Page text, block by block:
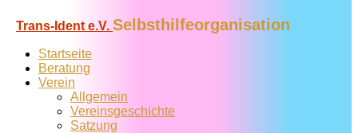
Trans-Ident e.V. Selbsthilfeorganisation
Startseite
Beratung
Verein
Allgemein
Vereins­geschichte
Satzung